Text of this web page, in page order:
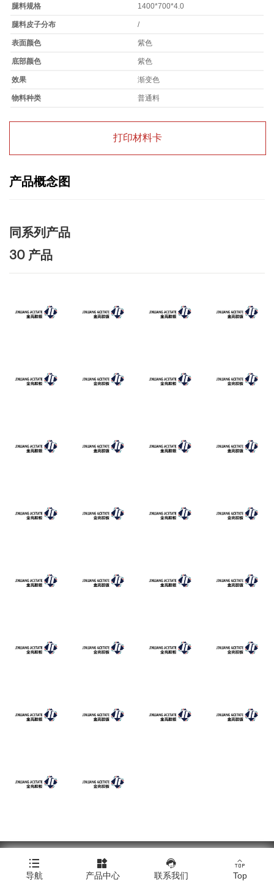
腿料规格 1400*700*4.0
腿料皮子分布 /
表面颜色 紫色
底部颜色 紫色
效果 渐变色
物料种类 普通料
打印材料卡
产品概念图
同系列产品
30 产品
Copyright © 浙江金亮塑料胶板有限公司
Click here to download all product images.|技术支持：橙树网络

导航

产品中心

联系我们

Top